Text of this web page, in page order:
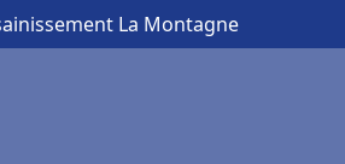
La Montagne